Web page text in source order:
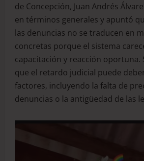
de Concepción, Juan Andrés
en términos generales y apuntó
las denuncias no se traducen en
concretas porque el sistema
capacitación y reacción oportuna.
que el retardo judicial puede
factores, incluyendo la falta de
denuncias o la antigüedad de las